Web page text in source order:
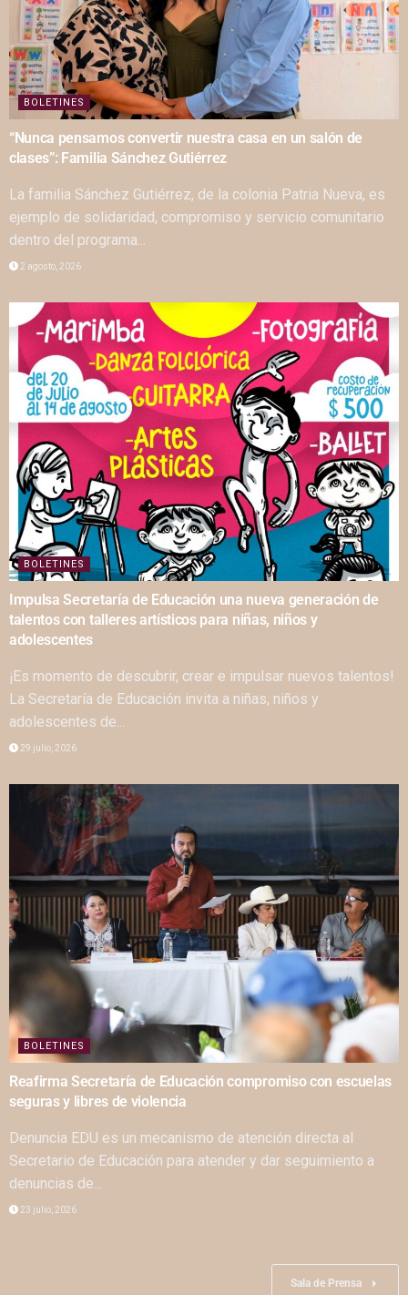
BOLETINES
“Nunca pensamos convertir nuestra casa en un salón de
clases”: Familia Sánchez Gutiérrez
La familia Sánchez Gutiérrez, de la colonia Patria Nueva, es
ejemplo de solidaridad, compromiso y servicio comunitario
dentro del programa...
2 agosto, 2026
BOLETINES
Impulsa Secretaría de Educación una nueva generación de
talentos con talleres artísticos para niñas, niños y
adolescentes
¡Es momento de descubrir, crear e impulsar nuevos talentos!
La Secretaría de Educación invita a niñas, niños y
adolescentes de...
29 julio, 2026
BOLETINES
Reafirma Secretaría de Educación compromiso con escuelas
seguras y libres de violencia
Denuncia EDU es un mecanismo de atención directa al
Secretario de Educación para atender y dar seguimiento a
denuncias de...
23 julio, 2026
Sala de Prensa